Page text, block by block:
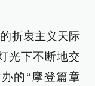
折衷主义天际
光下不断地交
的“摩登篇章